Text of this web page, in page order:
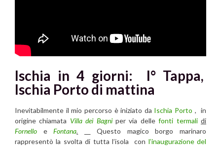
Ischia in 4 giorni: I° Tappa,
Ischia Porto di mattina
Inevitabilmente il mio percorso è iniziato da Ischia Porto , in
origine chiamata Villa dei Bagniper via dellefonti termalidi
Fornello eFontana.
Questo magico borgo marinaro
rappresentò la svolta di tutta l’isola con l’inaugurazione del